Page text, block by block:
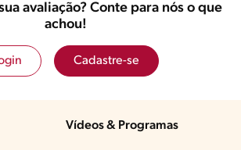
avaliação? Conte para nós o que
achou!
Cadastre-se
Vídeos & Programas​